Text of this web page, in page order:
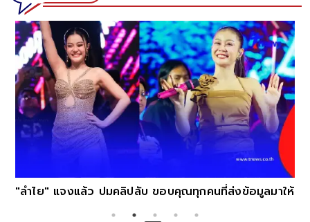
"ลำไย" แจงแล้ว ปมคลิปลับ ขอบคุณทุกคนที่ส่งข้อมูลมาให้